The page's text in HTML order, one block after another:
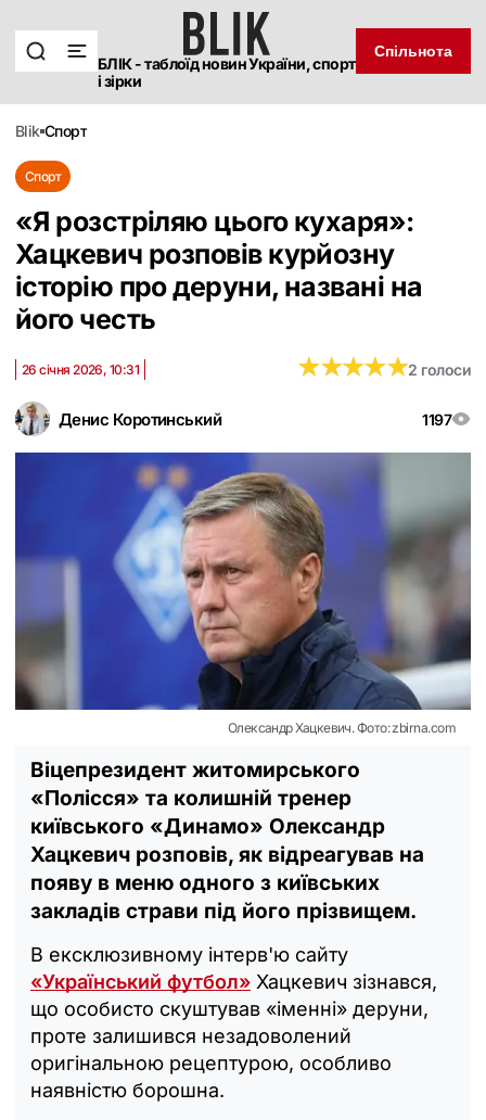
БЛІК - таблоїд новин України, спорт
і зірки
Спільнота
blik спорт
Спорт
«Я розстріляю цього кухаря»:
Хацкевич розповів курйозну
історію про деруни, названі на
його честь
Денис Коротинський 1197
26 січня 2026, 10:31 ★★★★★
★★★★★2 голоси
Олександр Хацкевич. Фото: zbirna.com
Віцепрезидент житомирського
«Полісся» та колишній тренер
київського «Динамо» Олександр
Хацкевич розповів, як відреагував на
появу в меню одного з київських
закладів страви під його прізвищем.
В ексклюзивному інтерв'ю сайту
«Український футбол» Хацкевич зізнався,
що особисто скуштував «іменні» деруни,
проте залишився незадоволений
оригінальною рецептурою, особливо
наявністю борошна.